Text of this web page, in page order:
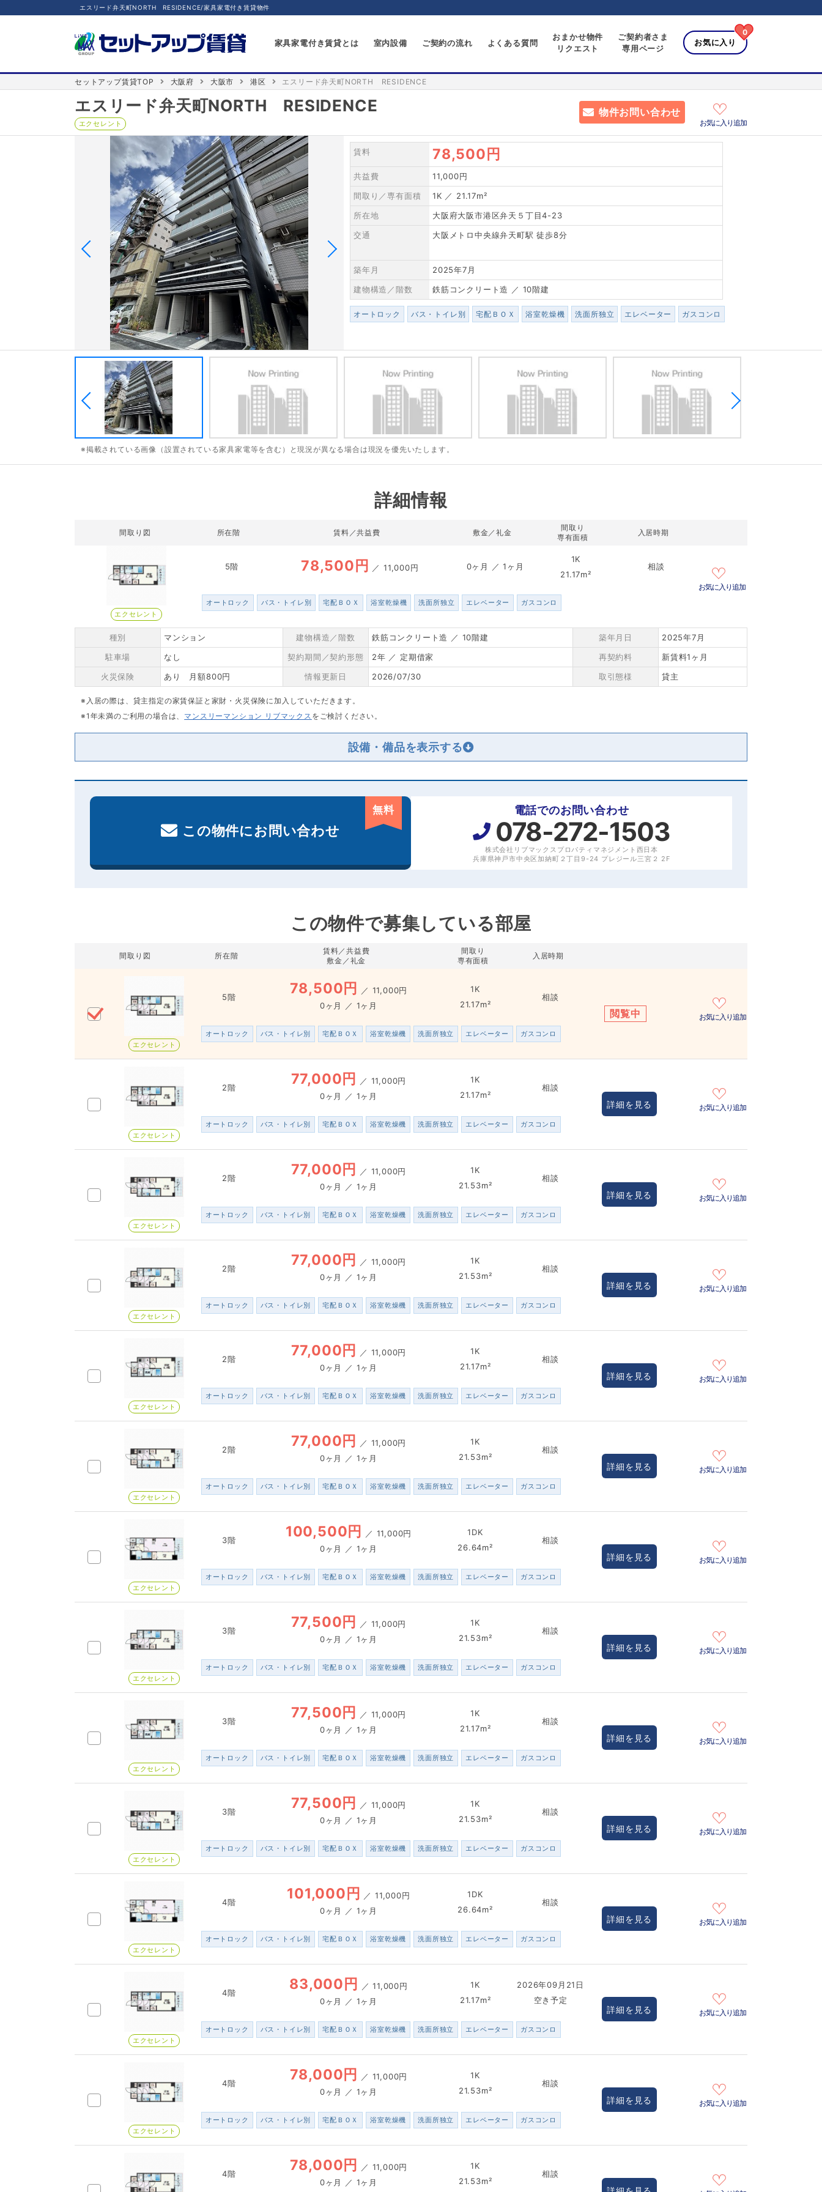
エスリード弁天町NORTH RESIDENCE/家具家電付き賃貸物件
家具家電付き賃貸とは 室内設備 ご契約の流れ よくある質問
おまかせ物件
リクエスト
ご契約者さま
専用ページ
お気に入り
0
セットアップ賃貸TOP 大阪府 大阪市 港区 エスリード弁天町NORTH RESIDENCE
エスリード弁天町NORTH RESIDENCE
エクセレント
物件お問い合わせ
お気に入り追加
賃料 78,500円
共益費
11,000円
間取り／専有面積
1K ／ 21.17m²
所在地
大阪府大阪市港区弁天５丁目4-23
交通
大阪メトロ中央線弁天町駅 徒歩8分
築年月
2025年7月
建物構造／階数
鉄筋コンクリート造 ／ 10階建
オートロック バス・トイレ別 宅配ＢＯＸ 浴室乾燥機 洗面所独立 エレベーター ガスコンロ
※掲載されている画像（設置されている家具家電等を含む）と現況が異なる場合は現況を優先いたします。
詳細情報
間取り図 所在階 賃料／共益費 敷金／礼金
間取り
専有面積
入居時期
エクセレント
5階 78,500円 ／11,000円 0ヶ月 ／ 1ヶ月
1K
21.17m²
相談
オートロック バス・トイレ別 宅配ＢＯＸ 浴室乾燥機 洗面所独立 エレベーター ガスコンロ
お気に入り追加
種別 マンション 建物構造／階数 鉄筋コンクリート造 ／ 10階建 築年月日
2025年7月
駐車場
なし 契約期間／契約形態 2年 ／ 定期借家 再契約料
新賃料1ヶ月
火災保険
あり 月額800円 情報更新日 2026/07/30 取引態様 貸主
※入居の際は、貸主指定の家賃保証と家財・火災保険に加入していただきます。
※1年未満のご利用の場合は、 マンスリーマンション リブマックス をご検討ください。
設備・備品を
この物件にお問い合わせ
無料 電話でのお問い合わせ
078-272-1503
株式会社リブマックスプロパティマネジメント西日本
兵庫県神戸市中央区加納町２丁目9-24 プレジール三宮２ 2F
この物件で募集している部屋
間取り図 所在階
賃料／共益費
敷金／礼金
間取り
専有面積
入居時期
エクセレント
5階 78,500円 ／ 11,000円
0ヶ月 ／ 1ヶ月
1K
21.17m²
相談
オートロック バス・トイレ別 宅配ＢＯＸ 浴室乾燥機 洗面所独立 エレベーター ガスコンロ
閲覧中 お気に入り追加
エクセレント
2階 77,000円 ／ 11,000円
0ヶ月 ／ 1ヶ月
1K
21.17m²
相談
オートロック バス・トイレ別 宅配ＢＯＸ 浴室乾燥機 洗面所独立 エレベーター ガスコンロ
詳細を見る お気に入り追加
エクセレント
2階 77,000円 ／ 11,000円
0ヶ月 ／ 1ヶ月
1K
21.53m²
相談
オートロック バス・トイレ別 宅配ＢＯＸ 浴室乾燥機 洗面所独立 エレベーター ガスコンロ
詳細を見る お気に入り追加
エクセレント
2階 77,000円 ／ 11,000円
0ヶ月 ／ 1ヶ月
1K
21.53m²
相談
オートロック バス・トイレ別 宅配ＢＯＸ 浴室乾燥機 洗面所独立 エレベーター ガスコンロ
詳細を見る お気に入り追加
エクセレント
2階 77,000円 ／ 11,000円
0ヶ月 ／ 1ヶ月
1K
21.17m²
相談
オートロック バス・トイレ別 宅配ＢＯＸ 浴室乾燥機 洗面所独立 エレベーター ガスコンロ
詳細を見る お気に入り追加
エクセレント
2階 77,000円 ／ 11,000円
0ヶ月 ／ 1ヶ月
1K
21.53m²
相談
オートロック バス・トイレ別 宅配ＢＯＸ 浴室乾燥機 洗面所独立 エレベーター ガスコンロ
詳細を見る お気に入り追加
エクセレント
3階 100,500円 ／ 11,000円
0ヶ月 ／ 1ヶ月
1DK
26.64m²
相談
オートロック バス・トイレ別 宅配ＢＯＸ 浴室乾燥機 洗面所独立 エレベーター ガスコンロ
詳細を見る お気に入り追加
エクセレント
3階 77,500円 ／ 11,000円
0ヶ月 ／ 1ヶ月
1K
21.53m²
相談
オートロック バス・トイレ別 宅配ＢＯＸ 浴室乾燥機 洗面所独立 エレベーター ガスコンロ
詳細を見る お気に入り追加
エクセレント
3階 77,500円 ／ 11,000円
0ヶ月 ／ 1ヶ月
1K
21.17m²
相談
オートロック バス・トイレ別 宅配ＢＯＸ 浴室乾燥機 洗面所独立 エレベーター ガスコンロ
詳細を見る お気に入り追加
エクセレント
3階 77,500円 ／ 11,000円
0ヶ月 ／ 1ヶ月
1K
21.53m²
相談
オートロック バス・トイレ別 宅配ＢＯＸ 浴室乾燥機 洗面所独立 エレベーター ガスコンロ
詳細を見る お気に入り追加
エクセレント
4階 101,000円 ／11,000円
0ヶ月 ／ 1ヶ月
1DK
26.64m²
相談
オートロック バス・トイレ別 宅配ＢＯＸ 浴室乾燥機 洗面所独立 エレベーター ガスコンロ
詳細を見る お気に入り追加
エクセレント
4階 83,000円 ／11,000円
0ヶ月 ／ 1ヶ月
1K
21.17m²
2026年09月21日
空き予定
オートロック バス・トイレ別 宅配ＢＯＸ 浴室乾燥機 洗面所独立 エレベーター ガスコンロ
詳細を見る お気に入り追加
エクセレント
4階 78,000円 ／ 11,000円
0ヶ月 ／ 1ヶ月
1K
21.53m²
相談
オートロック バス・トイレ別 宅配ＢＯＸ 浴室乾燥機 洗面所独立 エレベーター ガスコンロ
詳細を見る お気に入り追加
4階 78,000円 ／ 11,000円
0ヶ月 ／ 1ヶ月
1K
21.53m²
相談